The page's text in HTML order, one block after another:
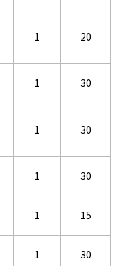
1 20
1 30
1 30
1 30
1 15
1 30